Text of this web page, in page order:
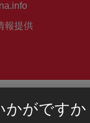
報提供
かがですか